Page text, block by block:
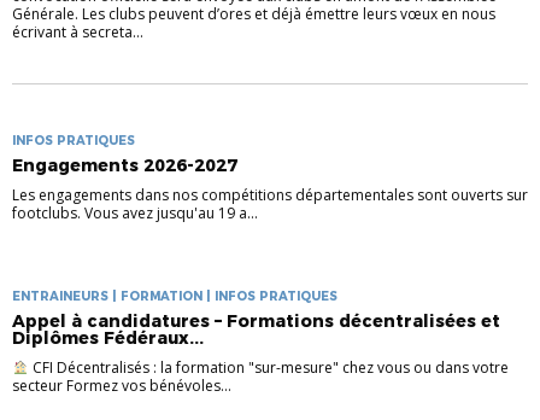
Générale. Les clubs peuvent d’ores et déjà émettre leurs vœux en nous
écrivant à secreta...
INFOS PRATIQUES
Engagements 2026-2027
Les engagements dans nos compétitions départementales sont ouverts sur
footclubs. Vous avez jusqu'au 19 a...
ENTRAINEURS | FORMATION | INFOS PRATIQUES
Appel à candidatures – Formations décentralisées et
Diplômes Fédéraux...
CFI Décentralisés : la formation "sur-mesure" chez vous ou dans votre
secteur Formez vos bénévoles...